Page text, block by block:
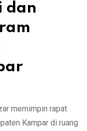
dan
memimpin rapat
Kampar di ruang